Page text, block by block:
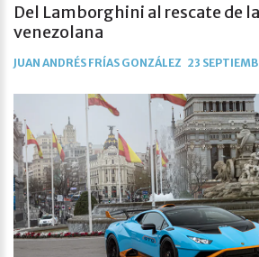
Del Lamborghini al rescate de
venezolana
JUAN ANDRÉS FRÍAS GONZÁLEZ 23